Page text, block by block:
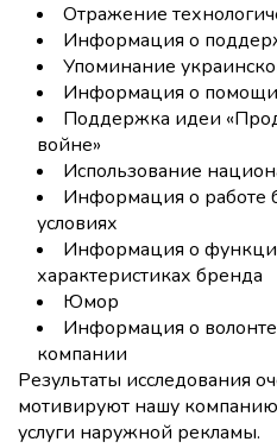
Отражение
Информация о
Упоминание
Информация о
Поддержка идеи
войне»
Использование
Информация о работе
условиях
Информация о
характеристиках бренда
Юмор
Информация о
компании
Результаты исследования
мотивируют нашу
услуги наружной рекламы.